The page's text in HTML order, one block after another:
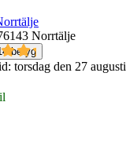
Norrtälje
betyg
torsdag den 27 augusti